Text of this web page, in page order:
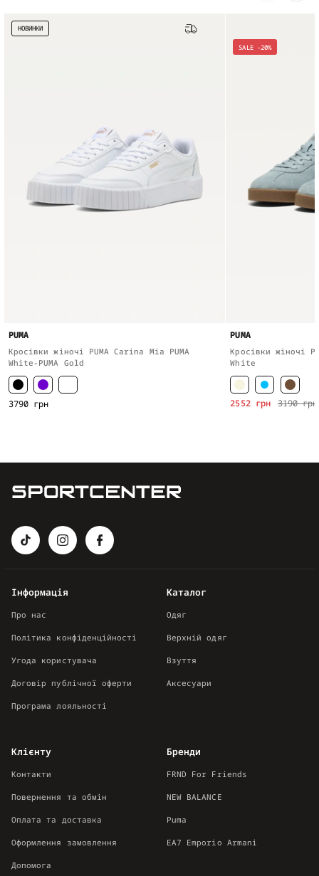
НОВИНКИ
PUMA
Кросівки жіночі PUMA Carina Mia PUMA
White-PUMA Gold
3790 грн
SALE -20%
PUMA
Кросівки жіночі
White
3190 грн
2552 грн
Каталог
Одяг
Верхній одяг
Взуття
Аксесуари
Інформація
Про нас
Політика конфіденційності
Угода користувача
Договір публічної оферти
Програма лояльності
Клієнту
Контакти
Повернення та обмін
Оплата та доставка
Оформлення замовлення
Допомога
Бренди
FRND For Friends
NEW BALANCE
Puma
EA7 Emporio Armani